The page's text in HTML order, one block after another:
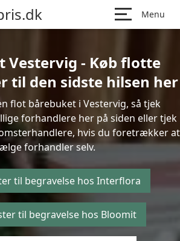
Menu
Vestervig - Køb flotte
til den sidste hilsen her
flot bårebuket i Vestervig, så tjek
forhandlere her på siden eller tjek
hvis du foretrækker at
forhandler selv.
til begravelse hos Interflora
til begravelse hos Bloomit